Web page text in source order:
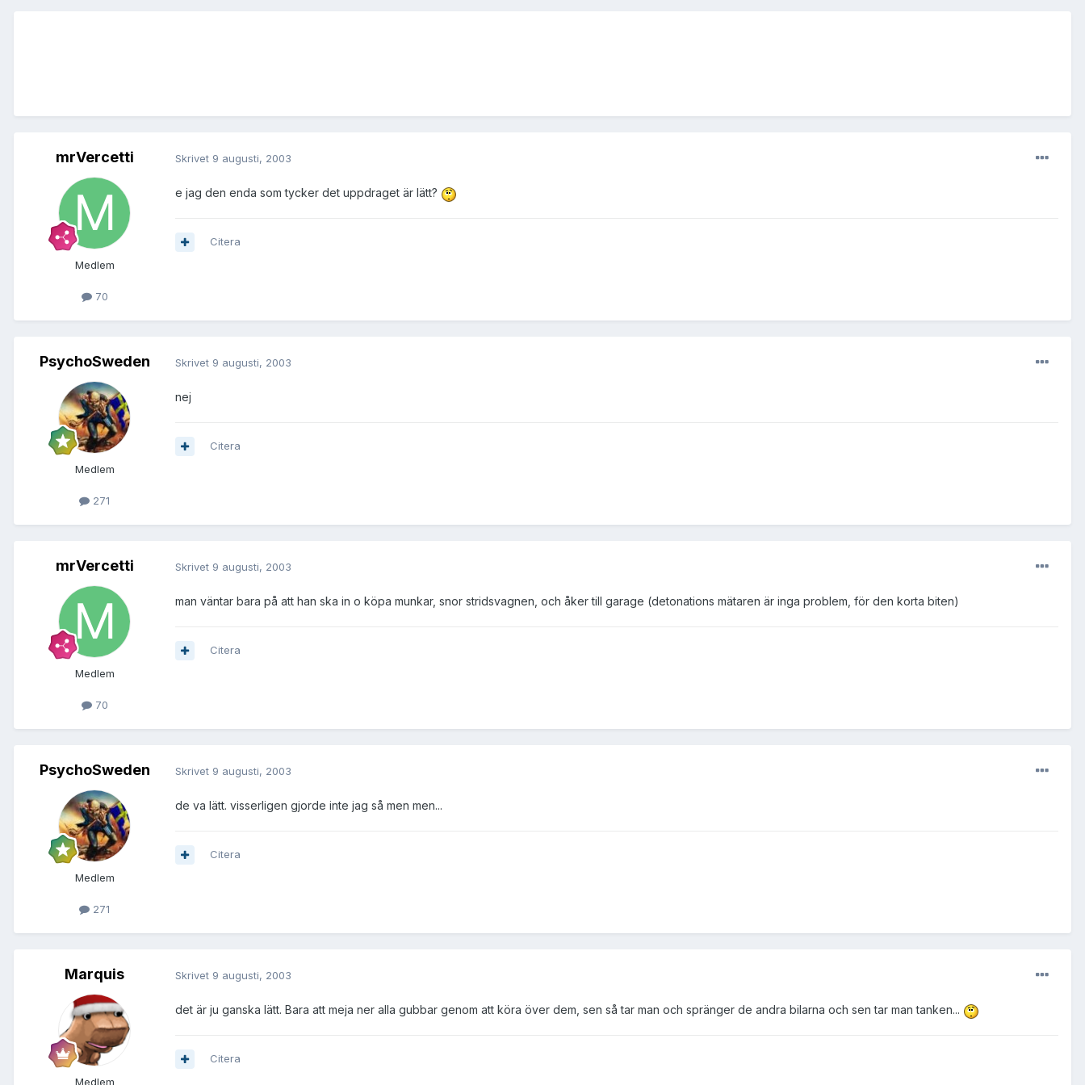
mrVercetti
Medlem
70
Skrivet 9 augusti, 2003
e jag den enda som tycker det uppdraget är lätt?
Citera
PsychoSweden
Medlem
271
Skrivet 9 augusti, 2003
nej
Citera
mrVercetti
Medlem
70
Skrivet 9 augusti, 2003
man väntar bara på att han ska in o köpa munkar, snor stridsvagnen, och åker till garage (detonations mätaren är inga problem, för den korta biten)
Citera
PsychoSweden
Medlem
271
Skrivet 9 augusti, 2003
de va lätt. visserligen gjorde inte jag så men men...
Citera
Marquis
Medlem
Skrivet 9 augusti, 2003
det är ju ganska lätt. Bara att meja ner alla gubbar genom att köra över dem, sen så tar man och spränger de andra bilarna och sen tar man tanken...
Citera